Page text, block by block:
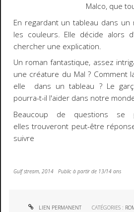
Malco, que
En regardant un tableau dans un
les couleurs. Elle décide alors
chercher une explication.
Un roman fantastique, assez
une créature du Mal ? Comment
elle dans un tableau ? Le
pourra-t-il l'aider dans notre
Beaucoup de questions se
elles trouveront peut-être
suivre
Gulf stream, 2014 Public à partir de 13/14 ans
LIEN PERMANENT CATÉGORIES :